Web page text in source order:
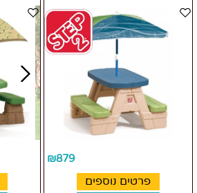
₪879
פרטים נוספים